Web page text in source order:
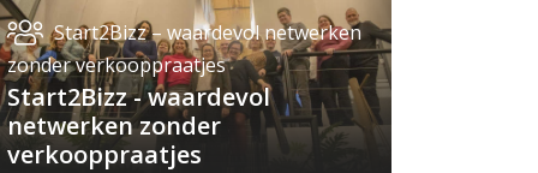
Start2Bizz – waardevol netwerken
zonder verkooppraatjes
Start2Bizz - waardevol
netwerken zonder
verkooppraatjes